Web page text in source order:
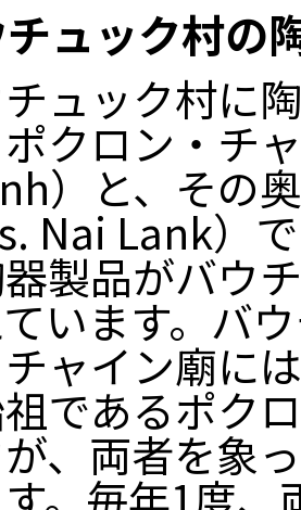
ュック村の
ュック村に
クロン・チ
）と、その
Nai Lank）
製品がバウ
います。バ
ャイン廟に
であるポク
、両者を象